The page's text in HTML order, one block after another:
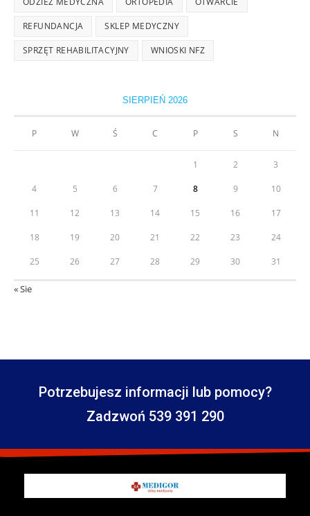
REFUNDANCJA SKLEP MEDYCZNY
SPRZĘT REHABILITACYJNY WNIOSKI NFZ
SIERPIEŃ 2026
P W Ś C P S N
1 2 3
4 5 6 7 8 9 10
11 12 13 14 15 16 17
18 19 20 21 22 23 24
25 26 27 28 29 30 31
« Sie
Potrzebujesz informacji lub pomocy?
Zadzwoń 539 391 290